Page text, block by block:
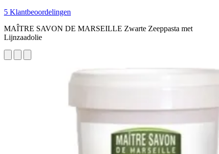
5 Klantbeoordelingen
MAÎTRE SAVON DE MARSEILLE Zwarte Zeeppasta met
Lijnzaadolie